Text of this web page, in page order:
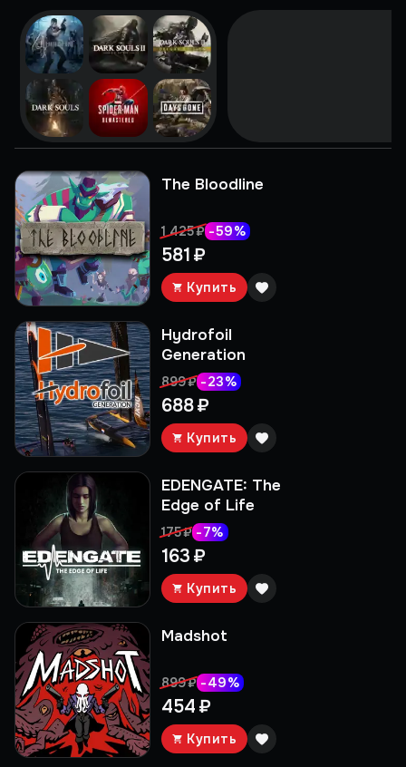
The Bloodline
581 ₽
1 425 ₽ -59%
Купить
Hydrofoil
Generation
688 ₽
899 ₽ -23%
Купить
EDENGATE: The
Edge of Life
163 ₽
175 ₽ -7%
Купить
Madshot
454 ₽
899 ₽ -49%
Купить